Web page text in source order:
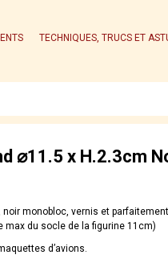
TECHNIQUES, TRUCS ET
⌀11.5 x H.2.3cm
noir monobloc, vernis et
max du socle de la figurine 11cm)
d’avions.